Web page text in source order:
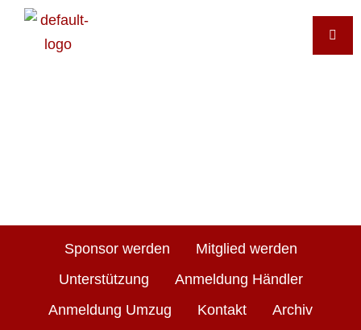
Sponsor werden
Mitglied werden
Unterstützung
Anmeldung Händler
Anmeldung Umzug
Kontakt
Archiv